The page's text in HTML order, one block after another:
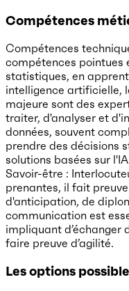
Compétences
Compétences
compétences pointues
statistiques, en
intelligence artificielle,
majeure sont des
traiter, d'analyser et
données, souvent
prendre des décisions
solutions basées sur
Savoir-être :
prenantes, il fait
d'anticipation, de
communication est
impliquant d’échanger
faire preuve d’agilité.
Les options